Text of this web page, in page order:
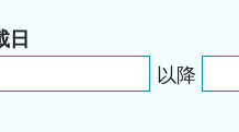
日
以降